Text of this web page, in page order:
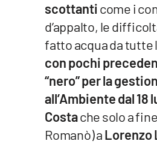
Calabriavisione
scottanticome i
d’appalto, le
fatto acqua da tutte
con pochi
“nero” per la
all’Ambiente dal
Costache solo a
Romanò) aLorenzo